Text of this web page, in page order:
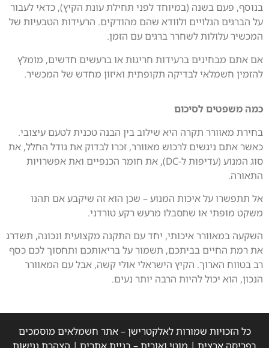
בנוסף, פעם בשנה (במיוחד לפני תחילת עונת הקיץ), כדאי לעבור
על הברגים הגלויים ולוודא שהם מהודקים. הרעידות הטבעיות של
המכשיר עלולות לשחרר ברגים עם הזמן.
אם אתם מבחינים ברעידות חריגות או ברעשים חדשים, מומלץ
להזמין חשמלאי לבדיקה תקופתית ואיזון מחדש של המכשיר.
כמה משפטים לסיכום
בחירת מאוורר תקרה היא שילוב בין הבנה טכנית לטעם עיצובי.
כאשר אתם ניגשים לרכוש מאוורר, זכרו לבדוק את גודל החלל, את
סוג המנוע (עדיפות ל-DC), את חומר הכנפיים ואת אפשרויות
התאורה.
אל תתפשרו על איכות המנוע – שכן הוא זה שיקבע אם תהנו
משקט מופתי או שתסבלו מרעש רקע טורדני.
השקעה במאוורר איכותי, יחד עם התקנה מקצועית ונכונה, תשדרג
את רמת החיים בביתכם, תשמור על בריאותכם ותחסוך לכם כסף
רב בטווח הארוך. הקיץ הישראלי אולי קשה, אבל עם המאוורר
הנכון, הוא יכול להיות הרבה יותר נעים.
כל הזכויות שמורות לאלקטרישן – אתר חשמלאים מוסמכים